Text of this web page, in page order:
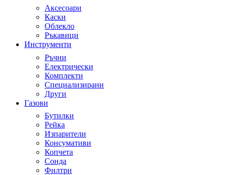
Аксесоари
Каски
Облекло
Ръкавици
Инструменти
Ръчни
Електрически
Комплекти
Специализирани
Други
Газови
Бутилки
Рейка
Изпарители
Консумативи
Копчета
Сонда
Филтри